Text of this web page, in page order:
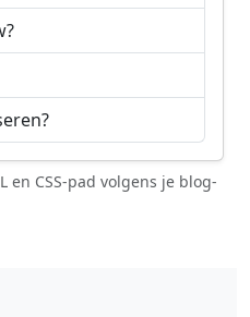
en CSS-pad volgens je blog-